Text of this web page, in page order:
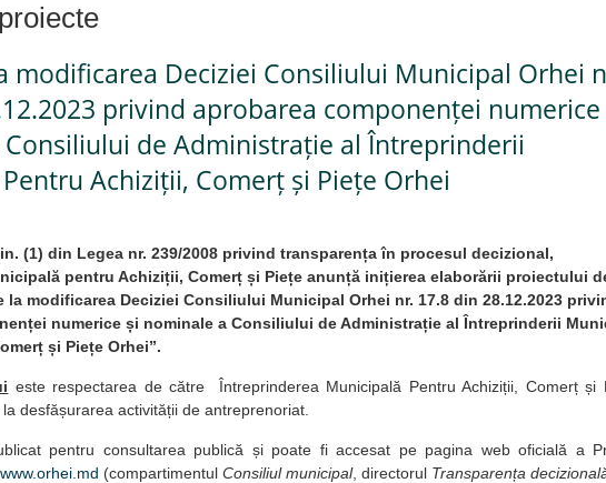
modificarea Deciziei Consiliului Municipal Orhei
privind aprobarea componenței numerice
de Administrație al Întreprinderii
Achiziții, Comerț și Piețe Orhei
(1) din Legea nr. 239/2008 privind transparența în procesul decizional,
pentru Achiziții, Comerț și Piețe anunță inițierea elaborării proiectului
la modificarea Deciziei Consiliului Municipal Orhei nr. 17.8 din 28.12.2023
numerice și nominale a Consiliului de Administrație al Întreprinderii
și Piețe Orhei”.
este respectarea de către Întreprinderea Municipală Pentru Achiziții, Comerț și
desfășurarea activității de antreprenoriat.
pentru consultarea publică și poate fi accesat pe pagina web oficială a
www.orhei.md (compartimentul Consiliul municipal, directorul Transparența